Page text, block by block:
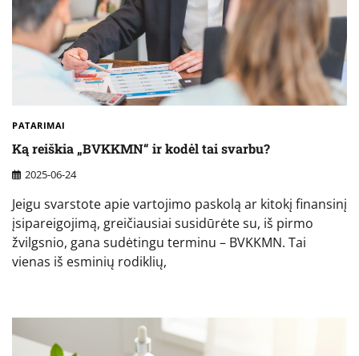
PATARIMAI
Ką reiškia „BVKKMN“ ir kodėl tai svarbu?
2025-06-24
Jeigu svarstote apie vartojimo paskolą ar kitokį finansinį
įsipareigojimą, greičiausiai susidūrėte su, iš pirmo
žvilgsnio, gana sudėtingu terminu – BVKKMN. Tai
vienas iš esminių rodiklių,